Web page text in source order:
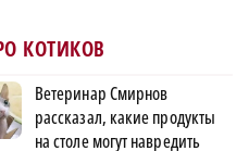
КОТИКОВ
Ветеринар Смирнов
рассказал, какие продукты
на столе могут навредить